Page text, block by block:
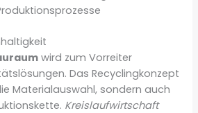
wird zum Vorreiter
Das Recyclingkonzept
Materialauswahl, sondern auch
Kreislaufwirtschaft